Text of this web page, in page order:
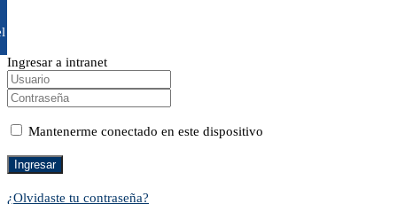
Ingresar a intranet
Mantenerme conectado en este dispositivo
¿Olvidaste tu contraseña?